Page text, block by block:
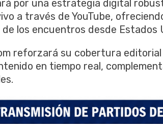
por una estrategia digital
a través de YouTube,
los encuentros desde Estados
reforzará su cobertura
en tiempo real,